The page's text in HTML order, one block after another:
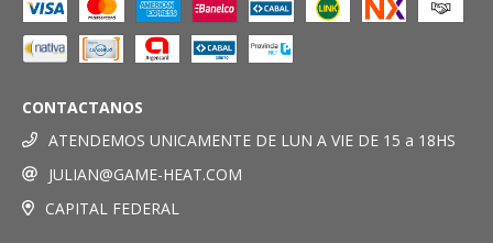
CONTACTANOS
ATENDEMOS UNICAMENTE DE LUN A VIE DE 15 a 18HS
JULIAN@GAME-HEAT.COM
CAPITAL FEDERAL